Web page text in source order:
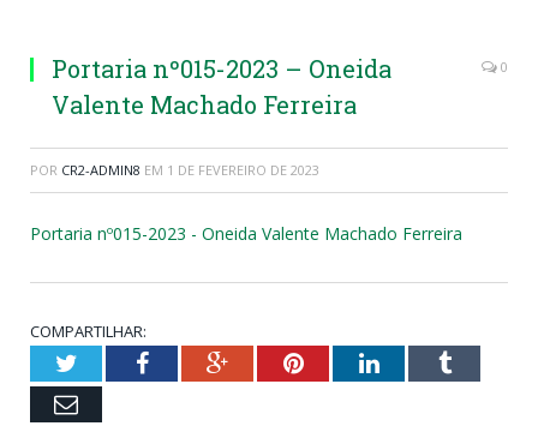
Portaria nº015-2023 – Oneida
Valente Machado Ferreira
0
POR CR2-ADMIN8 EM 1 DE FEVEREIRO DE 2023
Portaria nº015-2023 - Oneida Valente Machado Ferreira
COMPARTILHAR:
TwitterFacebookGoogle+PinterestLinkedInTumblr
Email